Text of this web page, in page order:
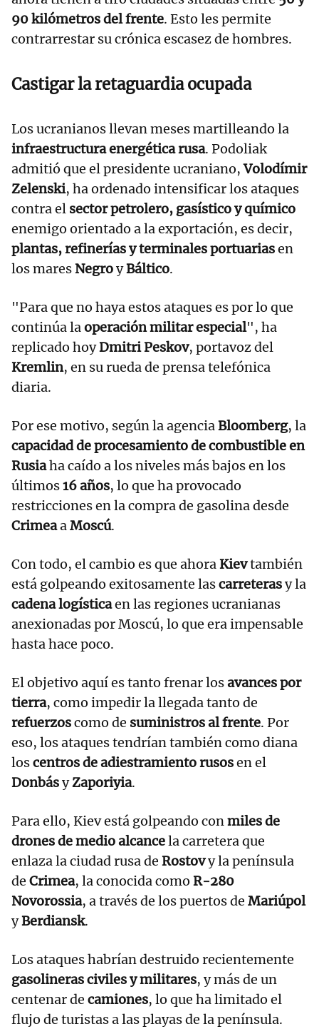
90 kilómetros del frente. Esto les permite
contrarrestar su crónica escasez de hombres.
Castigar la retaguardia ocupada
Los ucranianos llevan meses martilleando la
infraestructura energética rusa. Podoliak
admitió que el presidente ucraniano,Volodímir
Zelenski, ha ordenado intensificar los ataques
contra el sector petrolero, gasístico y químico
enemigo orientado a la exportación, es decir,
plantas, refinerías y terminales portuariasen
los mares NegroyBáltico.
"Para que no haya estos ataques es por lo que
continúa laoperación militar especial", ha
replicado hoyDmitri Peskov, portavoz del
Kremlin, en su rueda de prensa telefónica
diaria.
Por ese motivo, según la agenciaBloomberg, la
capacidad de procesamiento de combustible en
Rusiaha caído a los niveles más bajos en los
últimos16 años, lo que ha provocado
restricciones en la compra de gasolina desde
CrimeaaMoscú.
Con todo, el cambio es que ahoraKievtambién
está golpeando exitosamente lascarreterasy la
cadena logísticaen las regiones ucranianas
anexionadas por Moscú, lo que era impensable
hasta hace poco.
El objetivo aquí es tanto frenar losavances por
tierra, como impedir la llegada tanto de
refuerzoscomo de suministros al frente. Por
eso, los ataques tendrían también como diana
loscentros de adiestramiento rusosen el
DonbásyZaporiyia.
Para ello, Kiev está golpeando conmiles de
drones de medio alcancela carretera que
enlaza la ciudad rusa de Rostovy la península
de Crimea, la conocida como R-280
Novorossia, a través de los puertos de Mariúpol
yBerdiansk.
Los ataques habrían destruido recientemente
gasolineras civiles y militares, y más de un
centenar de camiones, lo que ha limitado el
flujo de turistas a las playas de la península.